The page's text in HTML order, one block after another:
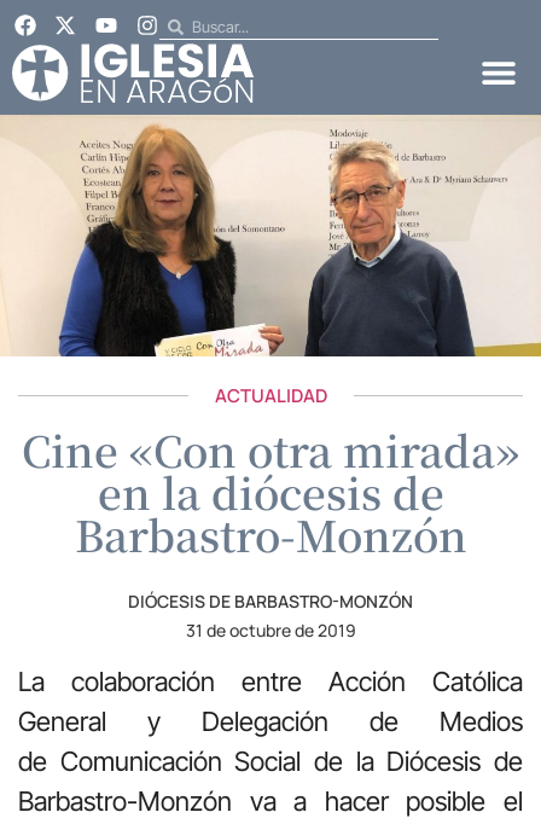
ACTUALIDAD
Cine «Con otra mirada»
en la diócesis de
Barbastro-Monzón
DIÓCESIS DE BARBASTRO-MONZÓN
31 de octubre de 2019
La colaboración entre Acción Católica
General y Delegación de Medios
de Comunicación Social de la Diócesis de
Barbastro-Monzón va a hacer posible el